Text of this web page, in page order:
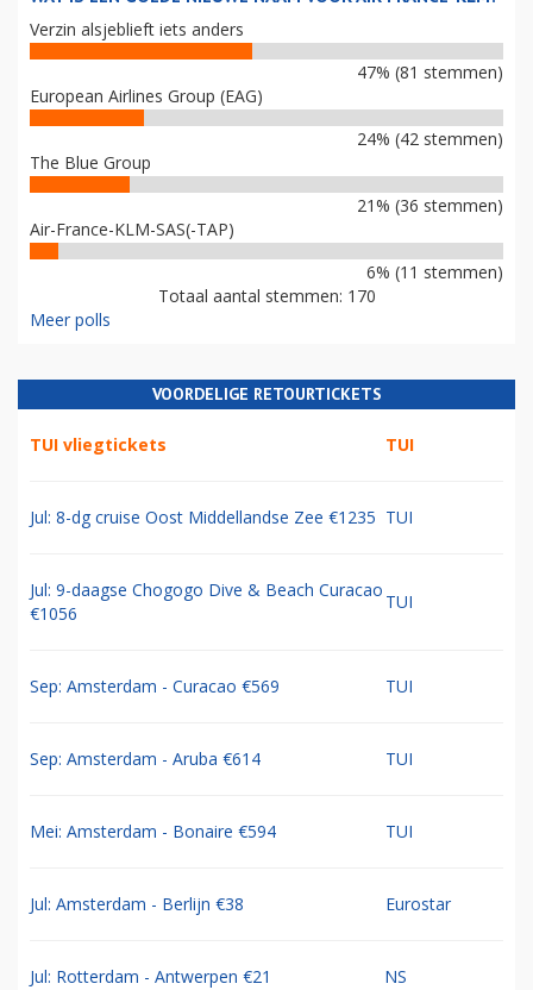
Verzin alsjeblieft iets anders
47% (81 stemmen)
European Airlines Group (EAG)
24% (42 stemmen)
The Blue Group
21% (36 stemmen)
Air-France-KLM-SAS(-TAP)
6% (11 stemmen)
Totaal aantal stemmen: 170
Meer polls
VOORDELIGE RETOURTICKETS
TUI vliegtickets TUI
Jul: 8-dg cruise Oost Middellandse Zee €1235 TUI
Jul: 9-daagse Chogogo Dive & Beach Curacao
€1056
TUI
Sep: Amsterdam - Curacao €569 TUI
Sep: Amsterdam - Aruba €614 TUI
Mei: Amsterdam - Bonaire €594 TUI
Jul: Amsterdam - Berlijn €38 Eurostar
Jul: Rotterdam - Antwerpen €21 NS